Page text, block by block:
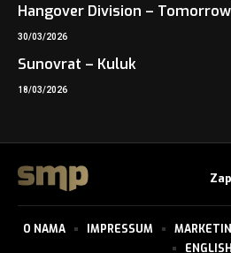
Hangover Division –
30/03/2026
Sunovrat – Kuluk
18/03/2026
O NAMA IMPRESSUM
ENGLISH